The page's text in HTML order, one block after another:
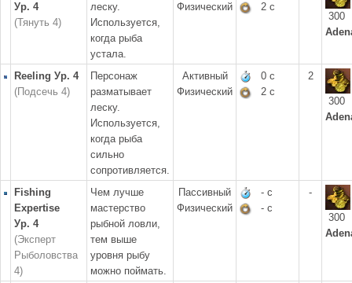
Ур. 4
(Тянуть 4)
леску.
Используется,
когда рыба
устала.
Физический
2 с
300
Reeling Ур. 4
(Подсечь 4)
Персонаж
разматывает
леску.
Используется,
когда рыба
сильно
сопротивляется.
Активный
Физический
0 с
2 с
2
300
Fishing
Expertise
Ур. 4
(Эксперт
Рыболовства
4)
Чем лучше
мастерство
рыбной ловли,
тем выше
уровня рыбу
можно поймать.
Пассивный
Физический
- с
- с
-
300